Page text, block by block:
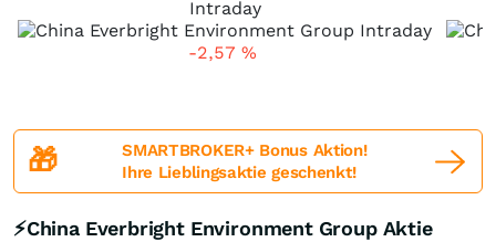
Intraday
-2,57 %
🎁
SMARTBROKER+ Bonus Aktion!
Ihre Lieblingsaktie geschenkt!
⚡China Everbright Environment Group Aktie